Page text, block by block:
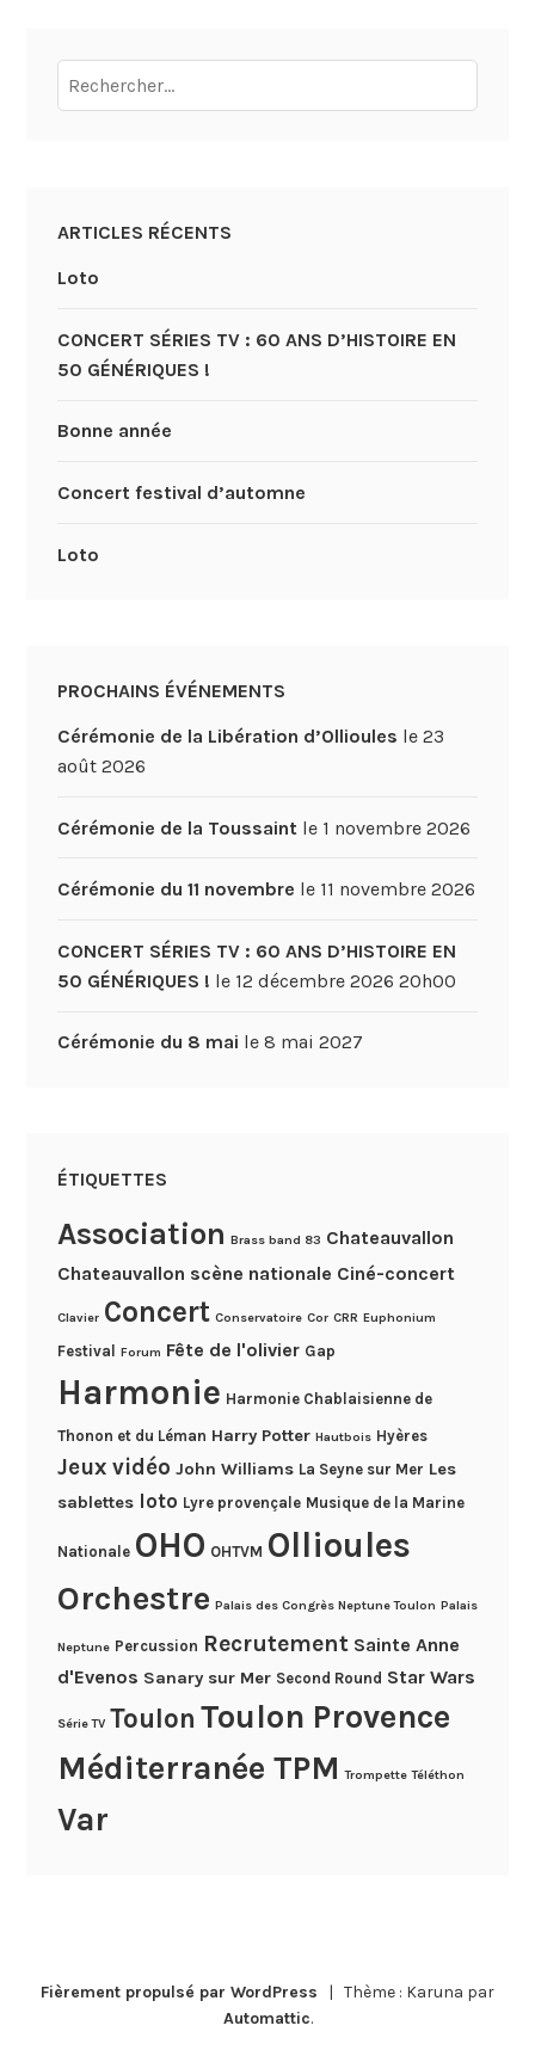
Rechercher :
ARTICLES RÉCENTS
Loto
CONCERT SÉRIES TV : 60 ANS D’HISTOIRE EN
50 GÉNÉRIQUES !
Bonne année
Concert festival d’automne
Loto
PROCHAINS ÉVÉNEMENTS
Cérémonie de la Libération d’Ollioules le 23
août 2026
Cérémonie de la Toussaint le 1 novembre 2026
Cérémonie du 11 novembre le 11 novembre 2026
CONCERT SÉRIES TV : 60 ANS D’HISTOIRE EN
50 GÉNÉRIQUES ! le 12 décembre 2026 20h00
Cérémonie du 8 mai le 8 mai 2027
ÉTIQUETTES
Association Brass band 83 Chateauvallon
Chateauvallon scène nationale Ciné-concert
Clavier Concert Conservatoire Cor CRR Euphonium
Festival Forum Fête de l'olivier Gap
Harmonie Harmonie Chablaisienne de
Thonon et du Léman Harry Potter Hautbois Hyères
Jeux vidéo John Williams La Seyne sur Mer Les
sablettes loto Lyre provençale Musique de la Marine
Nationale OHO OHTVM Ollioules
Orchestre Palais des Congrès Neptune Toulon Palais
Neptune Percussion Recrutement Sainte Anne
d'Evenos Sanary sur Mer Second Round Star Wars
Série TV Toulon Toulon Provence
Méditerranée TPM Trompette Téléthon
Var
Fièrement propulsé par WordPress | Thème : Karuna par
Automattic.